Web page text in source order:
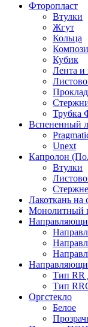
Фторопласт
Втулки
Жгут
Кольца
Кубик
Лента и
Трубка
Вспененный
Unext
Капролон
Втулки
Лакоткань на
Монолитный
Тип RR
Тип
Оргстекло
Белое